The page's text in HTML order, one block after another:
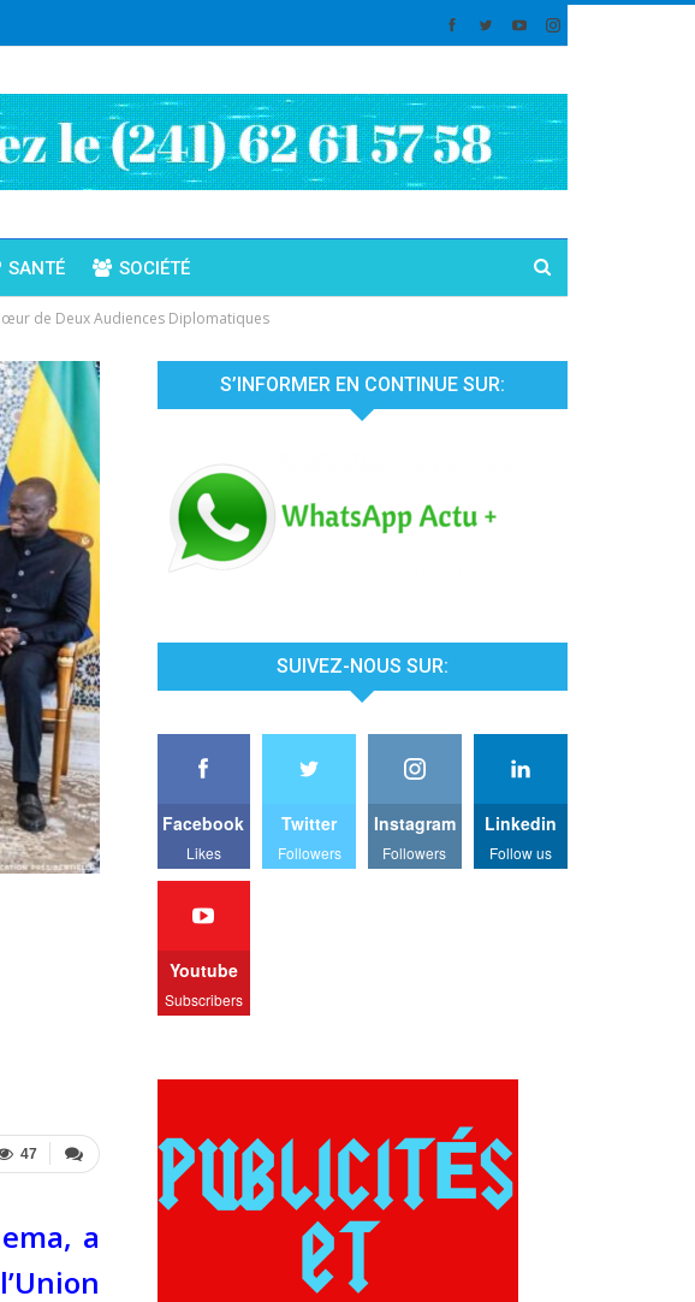
SANTÉ SOCIÉTÉ
de Deux Audiences Diplomatiques
47
a
S’INFORMER EN CONTINUE SUR:
SUIVEZ-NOUS SUR:
Facebook
Likes
Twitter
Followers
Instagram
Followers
Linkedin
Follow us
Youtube
Subscribers